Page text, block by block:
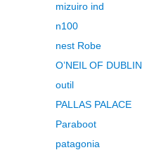
mizuiro ind
n100
nest Robe
O’NEIL OF DUBLIN
outil
PALLAS PALACE
Paraboot
patagonia